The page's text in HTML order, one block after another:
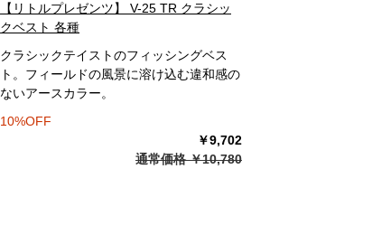
【リトルプレゼンツ】 V-25 TR クラシッ
クベスト 各種
クラシックテイストのフィッシングベス
ト。フィールドの風景に溶け込む違和感の
ないアースカラー。
10%OFF
￥9,702
通常価格 ￥10,780